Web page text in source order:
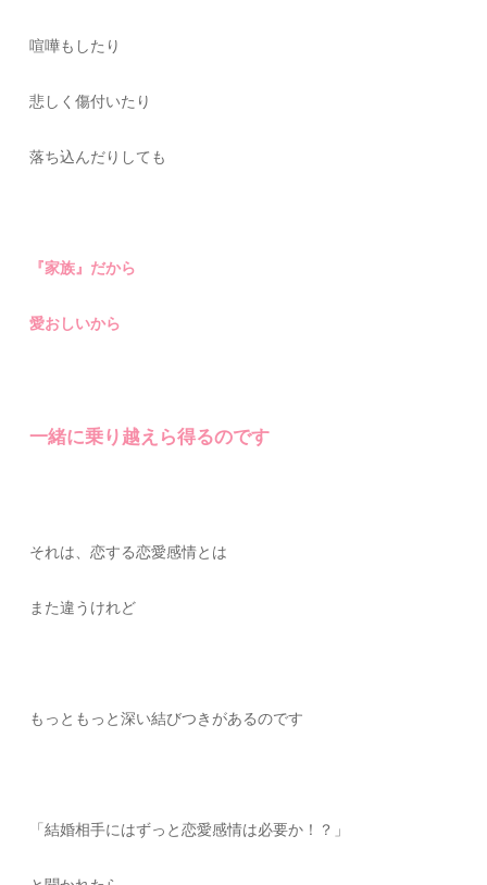
喧嘩もしたり
悲しく傷付いたり
落ち込んだりしても
『家族』だから
愛おしいから
一緒に乗り越えら得るのです
それは、恋する恋愛感情とは
また違うけれど
もっともっと深い結びつきがあるのです
「結婚相手にはずっと恋愛感情は必要か！？」